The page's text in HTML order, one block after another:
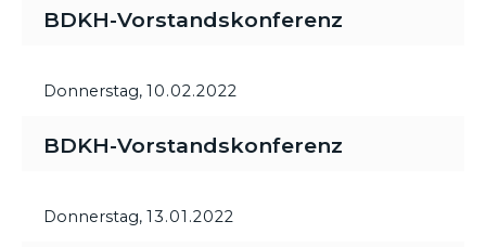
BDKH-Vorstandskonferenz
Donnerstag, 10.02.2022
BDKH-Vorstandskonferenz
Donnerstag, 13.01.2022